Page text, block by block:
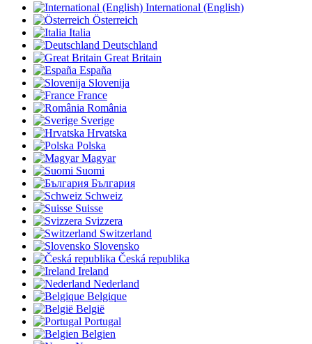
International (English)
Österreich
Italia
Deutschland
Great Britain
España
Slovenija
France
România
Sverige
Hrvatska
Polska
Magyar
Suomi
България
Schweiz
Suisse
Svizzera
Switzerland
Slovensko
Česká republika
Ireland
Nederland
Belgique
België
Portugal
Belgien